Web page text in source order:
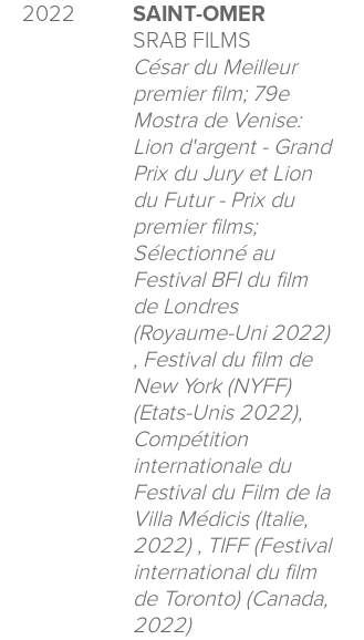
2022
SAINT-OMER
SRAB FILMS
César du Meilleur
premier film; 79e
Mostra de Venise:
Lion d'argent - Grand
Prix du Jury et Lion
du Futur - Prix du
premier films;
Sélectionné au
Festival BFI du film
de Londres
(Royaume-Uni 2022)
, Festival du film de
New York (NYFF)
(Etats-Unis 2022),
Compétition
internationale du
Festival du Film de la
Villa Médicis (Italie,
2022) , TIFF (Festival
international du film
de Toronto) (Canada,
2022)